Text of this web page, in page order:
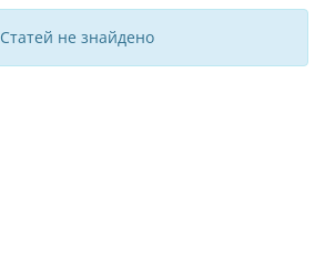
Статей не знайдено